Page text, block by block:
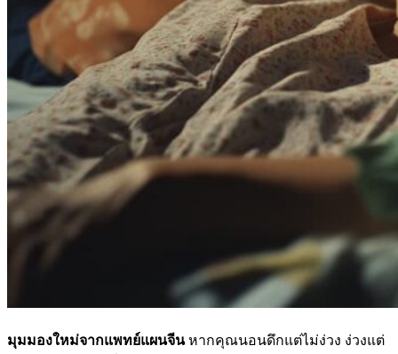
มุมมองใหม่จากแพทย์แผนจีนหากคุณนอนดึกแต่ไม่ง่วง ง่วงแต่